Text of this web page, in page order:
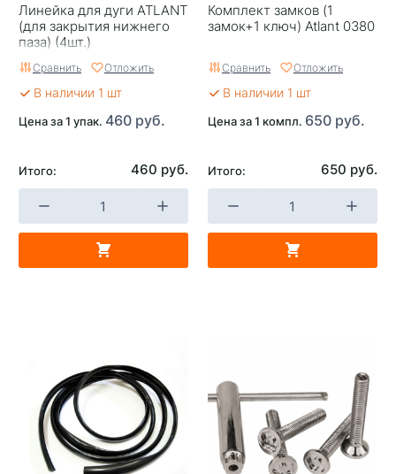
Линейка для дуги ATLANT
(для закрытия нижнего
паза) (4шт.)
Сравнить Отложить
В наличии 1 шт
Цена за 1 упак. 460 руб.
Итого: 460 руб.
Комплект замков (1
замок+1 ключ) Atlant 0380
Сравнить Отложить
В наличии 1 шт
Цена за 1 компл. 650 руб.
Итого: 650 руб.